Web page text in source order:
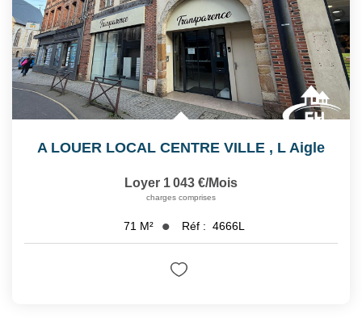
A LOUER LOCAL CENTRE VILLE , L Aigle
Loyer 1 043 €/mois
charges comprises
71 M² Réf : 4666L